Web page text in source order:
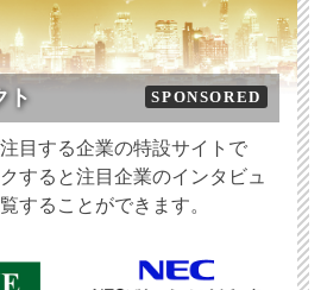
ト SPONSORED
目する企業の特設サイトで
すると注目企業のインタビュ
することができます。